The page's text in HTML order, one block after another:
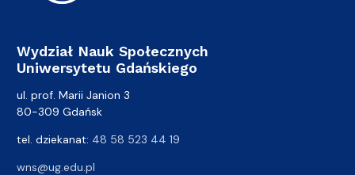
Wydział Nauk Społecznych
Uniwersytetu Gdańskiego
ul. prof. Marii Janion 3
80-309 Gdańsk
tel. dziekanat: 48 58 523 44 19
wns@ug.edu.pl